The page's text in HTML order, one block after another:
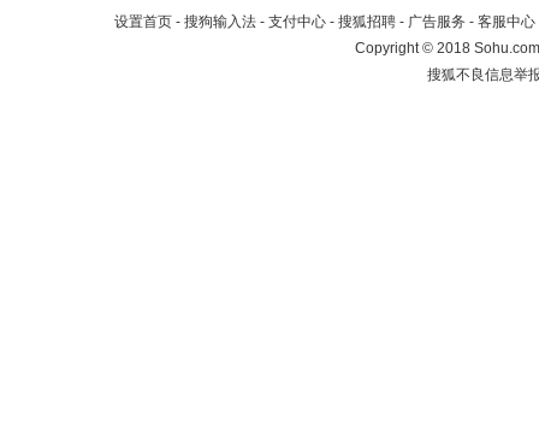
设置首页 - 搜狗输入法 - 支付中心 - 搜狐招聘 - 广告服务 - 客服中心
Copyright©2018
搜狐不良信息举